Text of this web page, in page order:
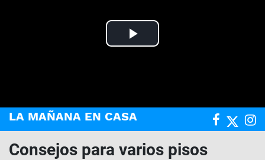
Play
LA MAÑANA EN CASA
Consejos para varios pisos